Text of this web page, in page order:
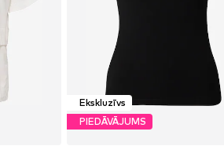
Ekskluzīvs
PIEDĀVĀJUMS